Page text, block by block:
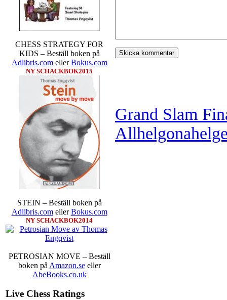
CHESS STRATEGY FOR
KIDS – Beställ boken på
Adlibris.comellerBokus.com
NY SCHACKBOK2015
STEIN – Beställ boken på
Adlibris.comellerBokus.com
NY SCHACKBOK2014
PETROSIAN MOVE – Beställ
boken på Amazon.seeller
AbeBooks.co.uk
Live Chess Ratings
Grand Slam